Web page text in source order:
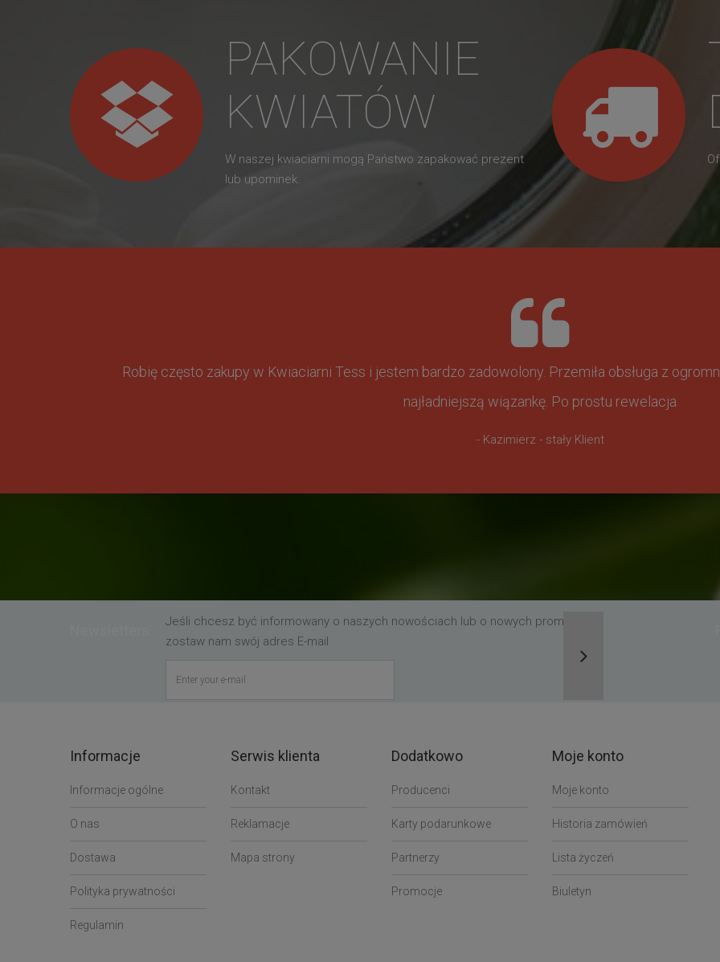
PAKOWANIE
KWIATÓW
W naszej kwiaciarni mogą Państwo zapakować prezent
lub upominek.
Robię często zakupy w Kwiaciarni Tess i jestem bardzo zadowolony. Przemiła obsługa z
najładniejszą wiązankę. Po prostu rewelacja
- Kazimierz - stały Klient
Jeśli chcesz być informowany o naszych nowościach lub o nowych promocjach,
zostaw nam swój adres E-mail
Informacje
Informacje ogólne
O nas
Dostawa
Polityka prywatności
Regulamin
Serwis klienta
Kontakt
Reklamacje
Mapa strony
Dodatkowo
Producenci
Karty podarunkowe
Partnerzy
Promocje
Moje konto
Moje konto
Historia zamówień
Lista życzeń
Biuletyn